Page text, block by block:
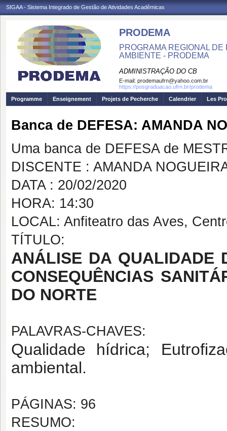
SIGAA - Sistema Integrado de Gestão de Atividades Acadêmicas
PRODEMA
PROGRAMA REGIONAL
AMBIENTE - PRODEMA
ADMINISTRAÇÃO DO CB
E-mail: prodemaufrn@yahoo.com.br
https://posgraduacao.ufrn.br/prodema
Programme
Enseignement Projets de Pecherche Calendrier Les
Banca de DEFESA: AMANDA
Uma banca de DEFESA de
DISCENTE : AMANDA
DATA : 20/02/2020
HORA: 14:30
LOCAL: Anfiteatro das Aves,
TÍTULO:
ANÁLISE DA QUALIDADE
CONSEQUÊNCIAS
DO NORTE
PALAVRAS-CHAVES:
Qualidade hídrica;
ambiental.
PÁGINAS: 96
RESUMO: